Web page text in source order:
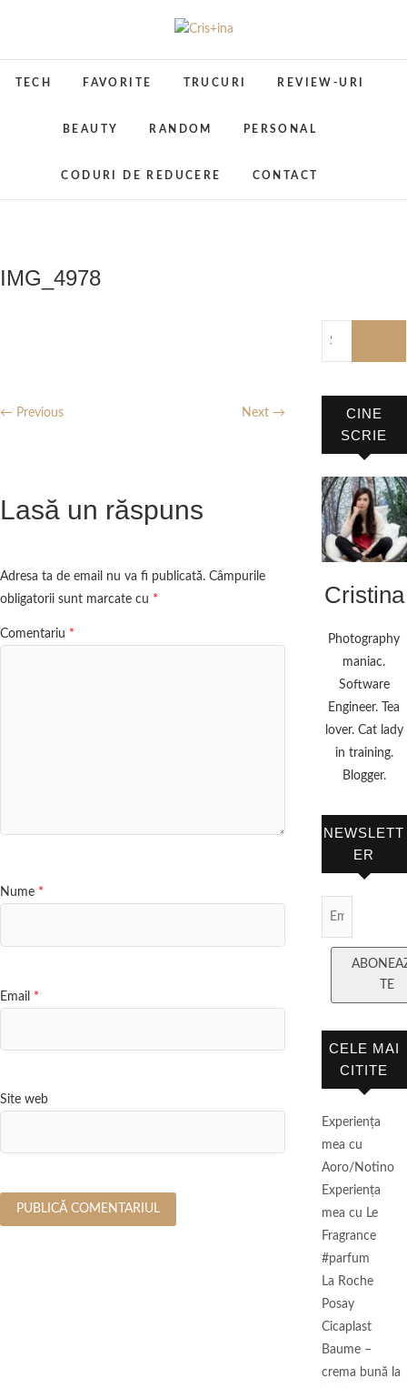
Cris+ina
TECH FAVORITE TRUCURI REVIEW-URI
BEAUTY RANDOM PERSONAL
CODURI DE REDUCERE CONTACT
IMG_4978
← Previous Next →
Lasă un răspuns
Adresa ta de email nu va fi publicată. Câmpurile
obligatorii sunt marcate cu *
Comentariu *
Nume *
Email *
Site web
CINE
SCRIE
Cristina
Photography
maniac.
Software
Engineer. Tea
lover. Cat lady
in training.
Blogger.
NEWSLETT
ER
TE
CELE MAI
CITITE
Experienţa
mea cu
Aoro/Notino
Experienţa
mea cu Le
Fragrance
#parfum
La Roche
Posay
Cicaplast
Baume –
crema bună la